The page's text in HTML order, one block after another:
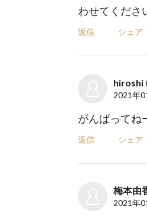
わせてくださ
返信 シェア
hiroshi
2021年
がんばってね
返信 シェア
梅本由
2021年